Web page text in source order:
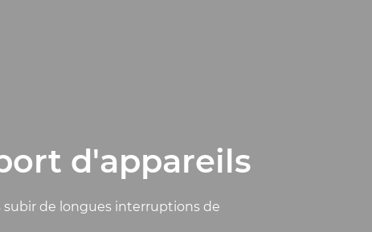
d'appareils
de longues interruptions de